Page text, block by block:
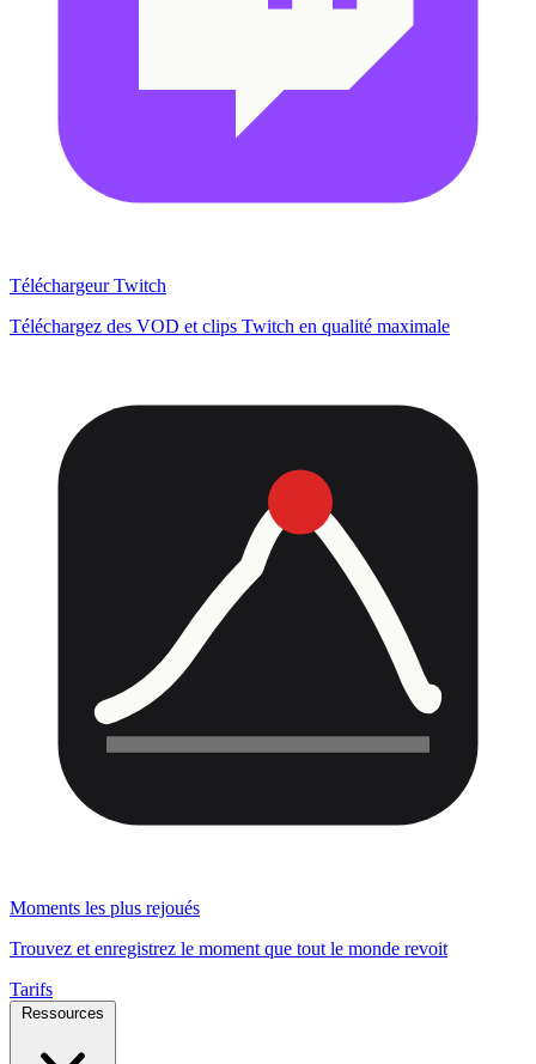
Téléchargeur Twitch
Téléchargez des VOD et clips Twitch en qualité maximale
Moments les plus rejoués
Trouvez et enregistrez le moment que tout le monde revoit
Tarifs
Ressources